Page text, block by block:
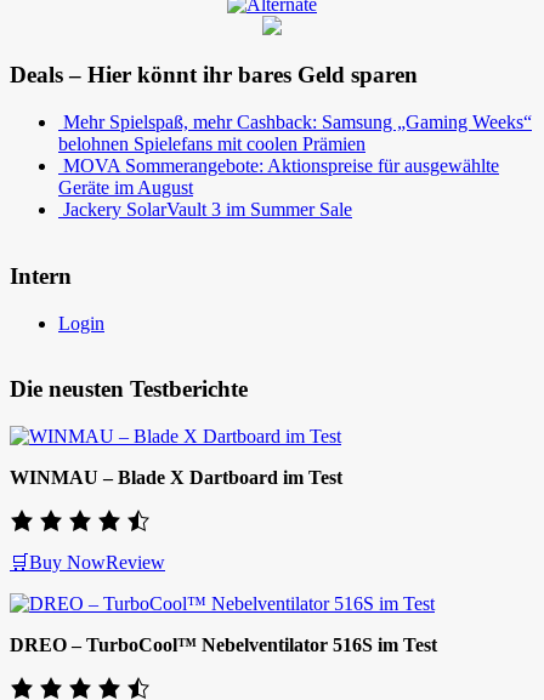
Deals – Hier könnt ihr bares Geld sparen
Mehr Spielspaß, mehr Cashback: Samsung „Gaming Weeks“
belohnen Spielefans mit coolen Prämien
MOVA Sommerangebote: Aktionspreise für ausgewählte
Geräte im August
Jackery SolarVault 3 im Summer Sale
Intern
Login
Die neusten Testberichte
WINMAU – Blade X Dartboard im Test
🛒Buy NowReview
DREO – TurboCool™ Nebelventilator 516S im Test